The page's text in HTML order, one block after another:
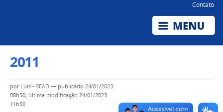
Contato
2011
por Luís - SEAD — publicado 24/01/2023
08h50, última modificação 24/01/2023
11h50